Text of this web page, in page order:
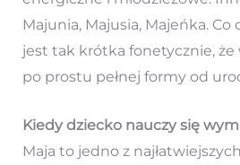
Majunia, Majusia, Majeńka. Co
jest tak krótka fonetycznie, że
po prostu pełnej formy od
Kiedy dziecko nauczy się
Maja to jedno z